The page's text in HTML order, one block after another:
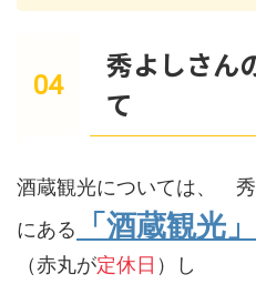
秀よしさん
て
酒蔵観光については、
にある
「酒蔵観光」
（赤丸が定休日 ）し